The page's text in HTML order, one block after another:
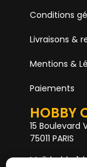
Conditions
Livraisons &
Mentions &
Paiements
HOBBY
15 Boulevard
75011 PARIS
Mail.